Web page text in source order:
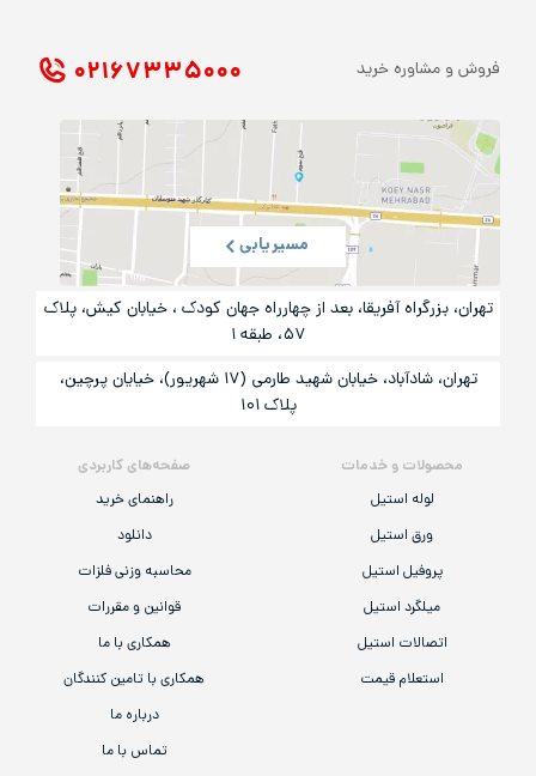
محصولات و خدمات
لوله استیل
ورق استیل
پروفیل استیل
میلگرد استیل
اتصالات استیل
استعلام قیمت
صفحه‌های کاربردی
راهنمای خرید
دانلود
محاسبه وزنی فلزات
قوانین و مقررات
همکاری با ما
همکاری با تامین کنندگان
درباره ما
تماس با ما
فروش و مشاوره خرید ۰۲۱ ۶۷۳۳۵۰۰۰
مسیریابی
تهران، بزرگراه آفریقا، بعد از چهارراه جهان کودک ، خیابان کیش، پلاک
۵۷، طبقه ۱
تهران، شادآباد، خیابان شهید طارمی (۱۷ شهریور)، خیایان پرچین،
پلاک ۱۰۱